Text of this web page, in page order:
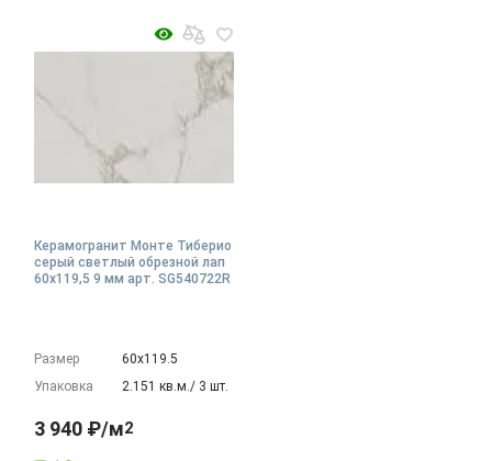
Керамогранит Монте Тиберио
серый светлый обрезной лап
60x119,5 9 мм арт. SG540722R
Размер
60х119.5
Упаковка
2.151 кв.м./ 3 шт.
3 940 ₽/м2